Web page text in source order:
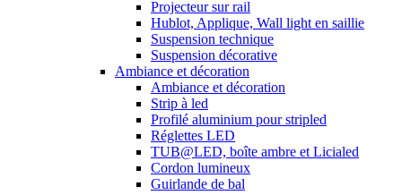
Projecteur sur rail
Hublot, Applique, Wall light en saillie
Suspension technique
Suspension décorative
Ambiance et décoration
Ambiance et décoration
Strip à led
Profilé aluminium pour stripled
Réglettes LED
TUB@LED, boîte ambre et Licialed
Cordon lumineux
Guirlande de bal